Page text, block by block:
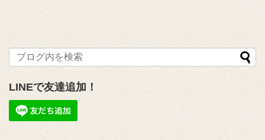
LINEで友達追加！